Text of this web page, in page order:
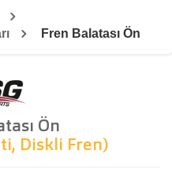
Fren Balatası Ön
Ön
Diskli Fren)